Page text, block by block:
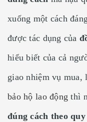
xuống một cách
được tác dụng của
hiểu biết của cả
giao nhiệm vụ mua,
bảo hộ lao động thì
đúng cách theo